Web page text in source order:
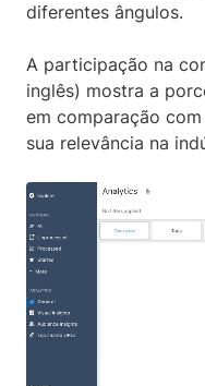
diferentes ângulos.
A participação na
inglês) mostra a
em comparação
sua relevância na